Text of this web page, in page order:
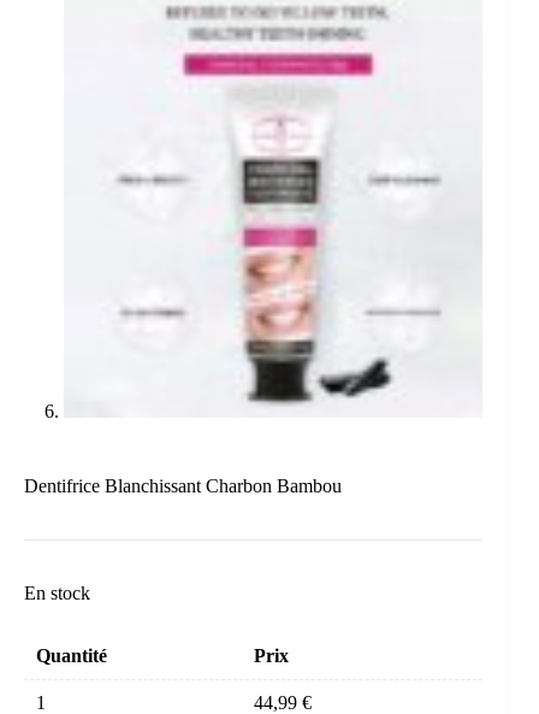
Dentifrice Blanchissant Charbon Bambou
En stock
Quantité Prix
1 44,99 €